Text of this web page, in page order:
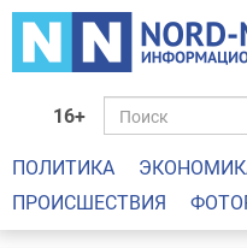
16+
ПОЛИТИКА
ПРОИСШЕСТВИЯ